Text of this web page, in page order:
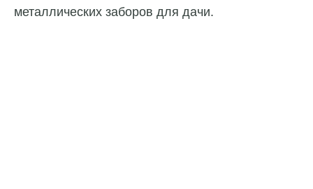
металлических заборов для дачи.